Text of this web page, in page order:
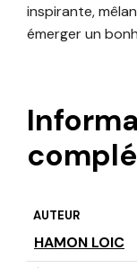
inspirante,
émerger un
AUTEUR
HAMON LOIC